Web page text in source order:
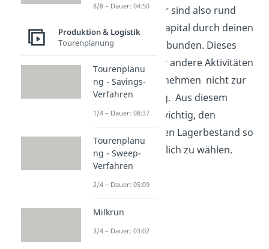
betragen. Im Jahr sind also rund
25.000 Euro an Kapital durch deinen
Lagerbestand gebunden. Dieses
Geld steht dir für andere Aktivitäten
in deinem Unternehmen nicht zur
freien Verfügung. Aus diesem
Grund ist es so wichtig, den
durchschnittlichen Lagerbestand so
optimal wie möglich zu wählen.
8/8 – Dauer: 04:50
Produktion & Logistik
Tourenplanung
Tourenplanu
ng - Savings-
Verfahren
1/4 – Dauer: 08:37
Tourenplanu
ng - Sweep-
Verfahren
2/4 – Dauer: 05:09
Milkrun
3/4 – Dauer: 03:02